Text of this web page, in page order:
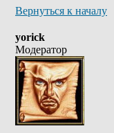
Вернуться к началу
yorick
Модератор